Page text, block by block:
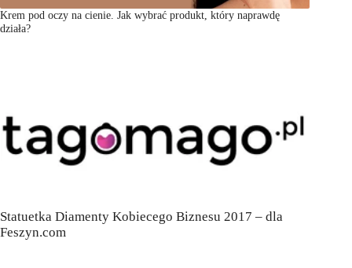
Krem pod oczy na cienie. Jak wybrać produkt, który naprawdę
działa?
Statuetka Diamenty Kobiecego Biznesu 2017 – dla
Feszyn.com